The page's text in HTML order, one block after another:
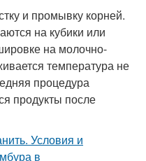
и промывку корней.
на кубики или
на молочно-
температура не
процедура
продукты после